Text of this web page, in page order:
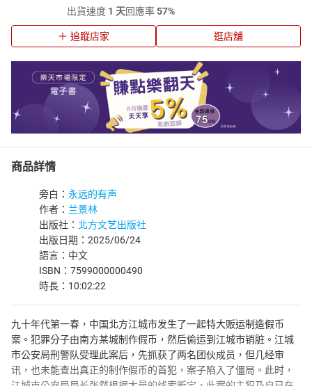
出貨速度 1 天回應率57%
追蹤店家 逛店舖
商品詳情
旁白： 永远的有声
作者： 兰景林
出版社： 北方文艺出版社
出版日期：2025/06/24
語言：中文
ISBN：7599000000490
時長：10:02:22
九十年代第一春，中国北方江城市发生了一起特大贩运制造假币
案。犯罪分子由南方某城制作假币，然后偷运到江城市销脏。江城
市公安局刑警队受理此案后，先抓获了两名团伙成员，但几经审
讯，也未能查出真正的制作假币的首犯，案子陷入了僵局。此时，